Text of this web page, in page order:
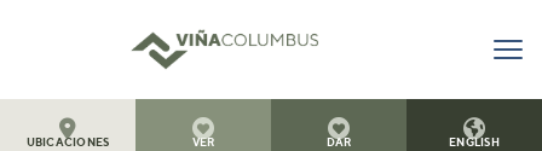

UBICACIONES

VER

DAR

ENGLISH